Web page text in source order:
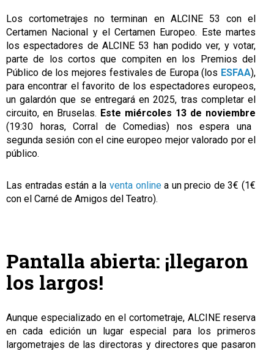
Los cortometrajes no terminan en ALCINE 53 con el
Certamen Nacional y el Certamen Europeo. Este martes
los espectadores de ALCINE 53 han podido ver, y votar,
parte de los cortos que compiten en los Premios del
Público de los mejores festivales de Europa (los ESFAA),
para encontrar el favorito de los espectadores europeos,
un galardón que se entregará en 2025, tras completar el
circuito, en Bruselas. Este miércoles 13 de noviembre
(19:30 horas, Corral de Comedias) nos espera una
segunda sesión con el cine europeo mejor valorado por el
público.
Las entradas están a la venta onlinea un precio de 3€ (1€
con el Carné de Amigos del Teatro).
Pantalla abierta: ¡llegaron
los largos!
Aunque especializado en el cortometraje, ALCINE reserva
en cada edición un lugar especial para los primeros
largometrajes de las directoras y directores que pasaron